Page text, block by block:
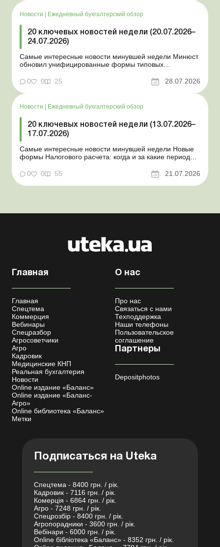
Новости | Ежедневный бухгалтерский обзор
20 ключевых новостей недели (20.07.2026–
24.07.2026)
Самые интересные новости минувшей недели Минюст
обновил унифицированные формы типовых
новость о создании координационного центра по
статус «в розыске»: что нужно знать работодателям
Закон о ВПЛ: ка...
0 0 25 28.07.2026
Новости | Ежедневный бухгалтерский обзор
20 ключевых новостей недели (13.07.2026–
17.07.2026)
Самые интересные новости минувшей недели Новые
формы Налогового расчета: когда и за какие периоды
переоформления отсрочки от призыва во время
Координационный центр по организации
0 0 55 21.07.2026
Главная
Главная
Спецтема
Коммерция
Вебинары
Спецразбор
Агросоветчики
Агро
Кадровик
Медицинские КНП
Реальная бухгалтерия
Новости
Online издание «Баланс»
Online издание «Баланс-
Агро»
Online библиотека «Баланс»
Метки
О нас
Про нас
Связаться с нами
Техподдержка
Наши телефоны
Пользовательское
соглашение
Партнеры
Depositphotos
Подписаться на Uteka
Спецтема - 8400 грн. / рік.
Кадровик - 7116 грн. / рік.
Комерція - 6864 грн. / рік.
Агро - 7248 грн. / рік.
Спецрозбір - 8400 грн. / рік.
Агропорадники - 3600 грн. / рік.
Вебінари - 6000 грн. / рік.
Online бібліотека «Баланс» - 8352 грн. / рік.